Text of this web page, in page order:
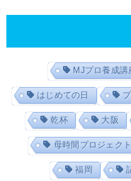
MJプロ養成講
はじめての日
乾杯 大阪
母時間プロジェクト
福岡